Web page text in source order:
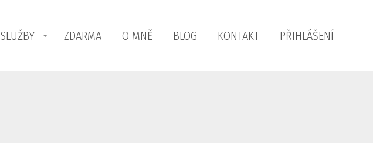
SLUŽBY ZDARMA O MNĚ BLOG KONTAKT PŘIHLÁŠENÍ